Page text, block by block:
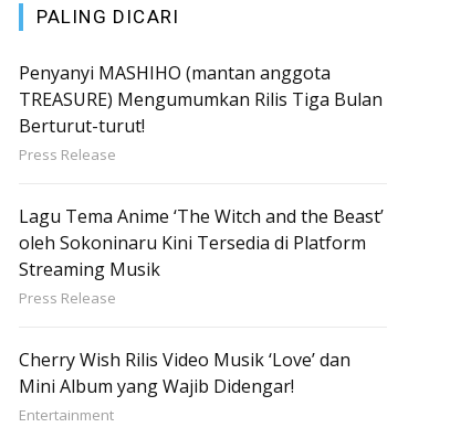
PALING DICARI
Penyanyi MASHIHO (mantan anggota
TREASURE) Mengumumkan Rilis Tiga Bulan
Berturut-turut!
Press Release
Lagu Tema Anime ‘The Witch and the Beast’
oleh Sokoninaru Kini Tersedia di Platform
Streaming Musik
Press Release
Cherry Wish Rilis Video Musik ‘Love’ dan
Mini Album yang Wajib Didengar!
Entertainment